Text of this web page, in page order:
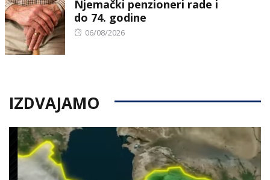
Njemački penzioneri rade i
do 74. godine
Posted
06/08/2026
IZDVAJAMO